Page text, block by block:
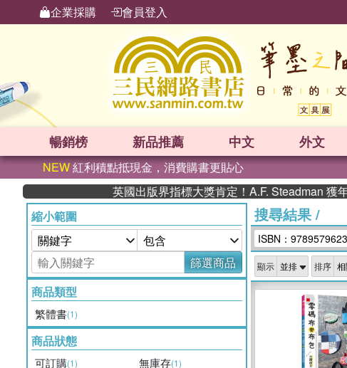
企業採購 會員登入
暢銷榜 新品推薦 中文 外文
NEW紅利積點抵現金，消費購書更貼心
英國出版界指標大獎肯定！A.F. Steadman 獲
縮小範圍
篩選商品
商品類型
繁體書(1)
商品狀態
可訂購(1) 無庫存(1)
搜尋結果/
ISBN：
顯示 排序